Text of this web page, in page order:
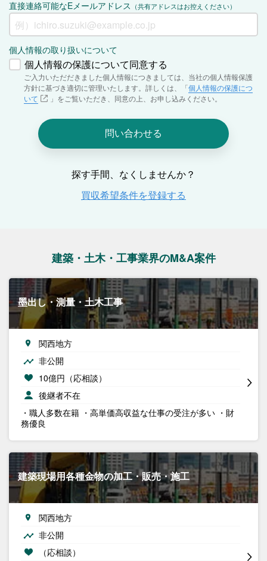
建築・土木・工事業界のM&A案件
墨出し・測量・土木工事
関西地方
非公開
10億円（応相談）
後継者不在
・職人多数在籍 ・高単価高収益な仕事の受注が多い ・財
務優良
建築現場用各種金物の加工・販売・施工
関西地方
非公開
（応相談）